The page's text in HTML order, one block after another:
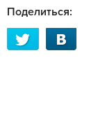
Поделиться: